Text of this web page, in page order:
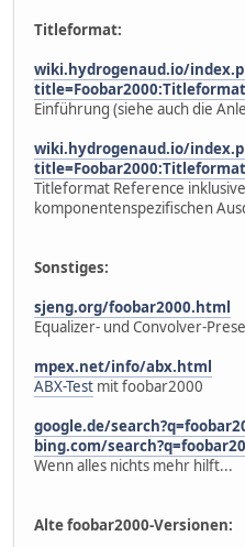
Titleformat:
wiki.hydrogenaud.io/
Einführung (siehe auch die
wiki.hydrogenaud.io/
Titleformat Reference
komponentenspezifischen
Sonstiges:
sjeng.org/foobar2000.html
Equalizer- und Convolver-
mpex.net/info/abx.html
ABX-Test mit foobar2000
google.de/
bing.com/
Wenn alles nichts mehr hilft...
Alte foobar2000-Versionen: